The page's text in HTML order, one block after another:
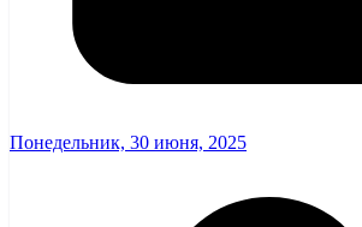
Понедельник, 30 июня, 2025